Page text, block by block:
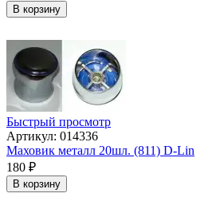
В корзину
Быстрый просмотр
Артикул: 014336
Маховик металл 20шл. (811) D-Lin
180 ₽
В корзину